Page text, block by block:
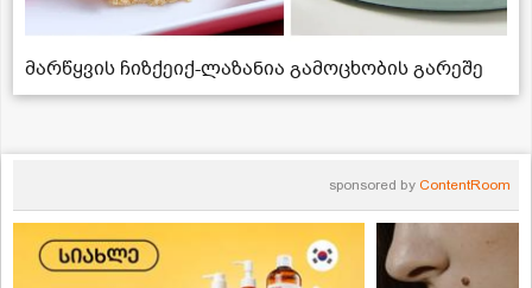
მარწყვის ჩიზქეიქ-ლაზანია გამოცხობის გარეშე
sponsored by ContentRoom